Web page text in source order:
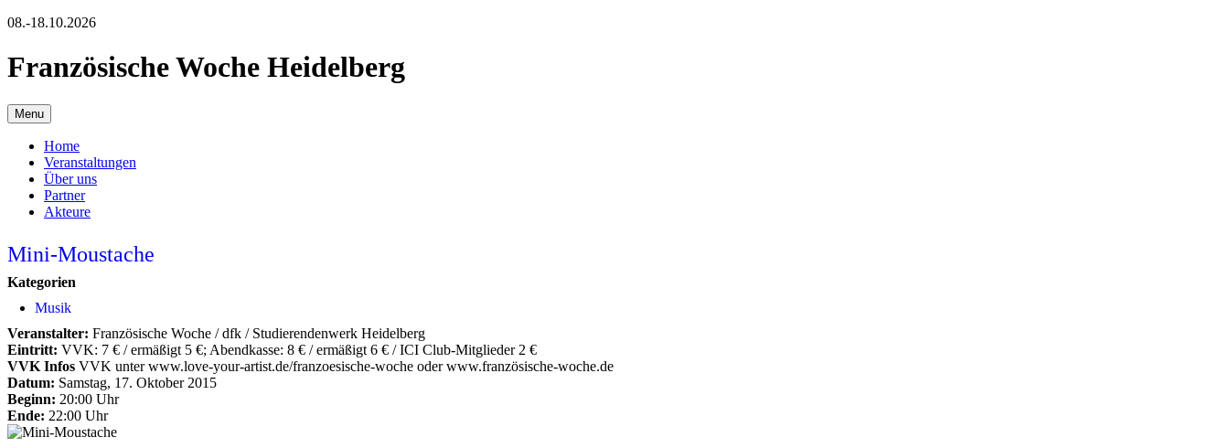
08.-18.10.2026
Französische Woche Heidelberg
Menu
Home
Veranstaltungen
Über uns
Partner
Akteure
Mini-Moustache
Kategorien
Musik
Veranstalter: Französische Woche / dfk / Studierendenwerk Heidelberg
Eintritt: VVK: 7 € / ermäßigt 5 €; Abendkasse: 8 € / ermäßigt 6 € / ICI Club-Mitglieder 2 €
VVK Infos VVK unter www.love-your-artist.de/franzoesische-woche oder www.französische-woche.de
Datum: Samstag, 17. Oktober 2015
Beginn: 20:00 Uhr
Ende: 22:00 Uhr